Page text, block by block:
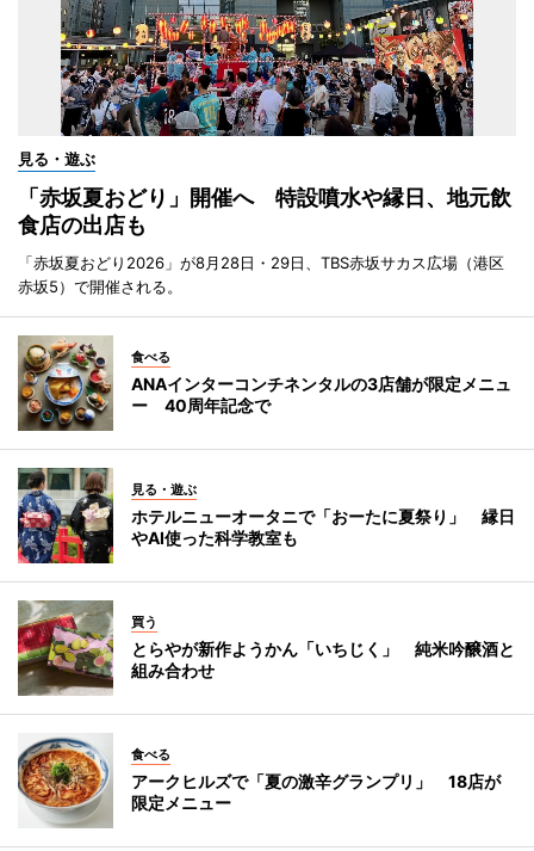
見る・遊ぶ
「赤坂夏おどり」開催へ 特設噴水や縁日、地元飲
食店の出店も
「赤坂夏おどり2026」が8月28日・29日、TBS赤坂サカス広場（港区
赤坂5）で開催される。
食べる
ANAインターコンチネンタルの3店舗が限定メニュ
ー 40周年記念で
見る・遊ぶ
ホテルニューオータニで「おーたに夏祭り」 縁日
やAI使った科学教室も
買う
とらやが新作ようかん「いちじく」 純米吟醸酒と
組み合わせ
食べる
アークヒルズで「夏の激辛グランプリ」 18店が
限定メニュー